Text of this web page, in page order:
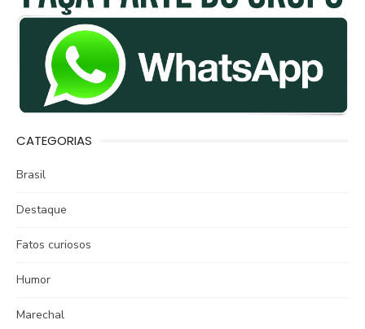
CATEGORIAS
Brasil
Destaque
Fatos curiosos
Humor
Marechal